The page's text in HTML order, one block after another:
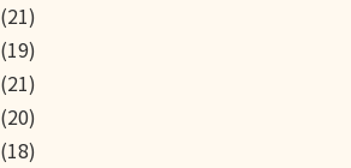
(21)
(19)
(21)
(20)
(18)